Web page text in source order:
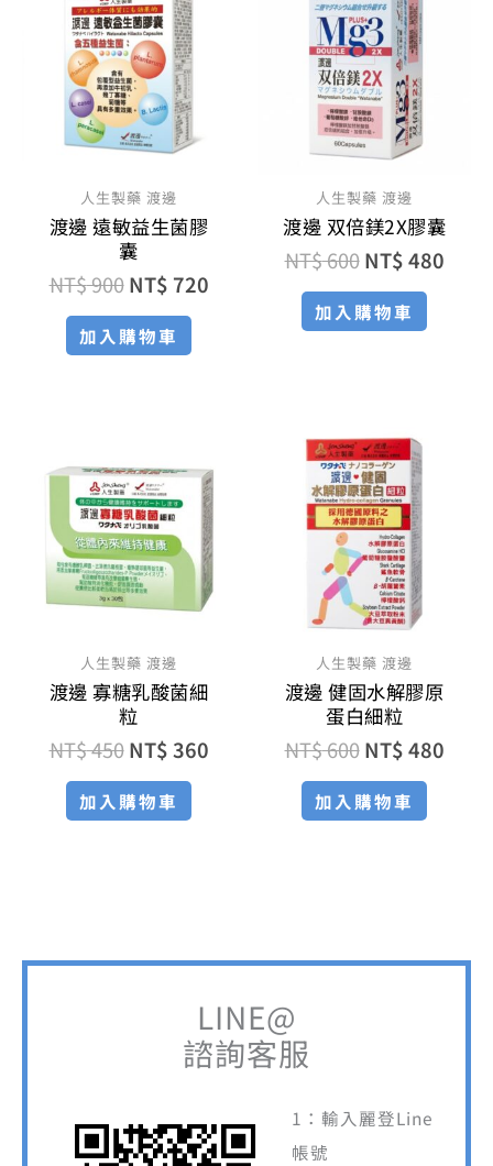
人生製藥 渡邊
渡邊 遠敏益生菌膠
囊
NT$900
價
格：
NT$ 900。
NT$ 720
加入購物車
人生製藥 渡邊
渡邊 双倍鎂2X膠囊
NT$600
價
格：
NT$ 600。
NT$480
加入購物車
人生製藥 渡邊
渡邊 寡糖乳酸菌細
粒
NT$450
始
價
格：
NT$ 450。
NT$360
前
價
格：
NT$ 360。
加入購物車
人生製藥 渡邊
渡邊 健固水解膠原
蛋白細粒
NT$600
原
始
價
格：
NT$ 600。
NT$480
加入購物車
LINE@
諮詢客服
1：輸入麗登Line
帳號